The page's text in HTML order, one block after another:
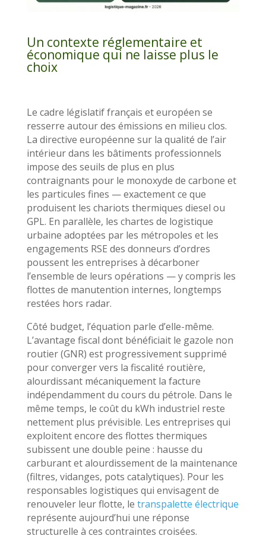
Un contexte réglementaire et
économique qui ne laisse plus le
choix
Le cadre législatif français et européen se
resserre autour des émissions en milieu clos.
La directive européenne sur la qualité de l’air
intérieur dans les bâtiments professionnels
impose des seuils de plus en plus
contraignants pour le monoxyde de carbone et
les particules fines — exactement ce que
produisent les chariots thermiques diesel ou
GPL. En parallèle, les chartes de logistique
urbaine adoptées par les métropoles et les
engagements RSE des donneurs d’ordres
poussent les entreprises à décarboner
l’ensemble de leurs opérations — y compris les
flottes de manutention internes, longtemps
restées hors radar.
Côté budget, l’équation parle d’elle-même.
L’avantage fiscal dont bénéficiait le gazole non
routier (GNR) est progressivement supprimé
pour converger vers la fiscalité routière,
alourdissant mécaniquement la facture
indépendamment du cours du pétrole. Dans le
même temps, le coût du kWh industriel reste
nettement plus prévisible. Les entreprises qui
exploitent encore des flottes thermiques
subissent une double peine : hausse du
carburant et alourdissement de la maintenance
(filtres, vidanges, pots catalytiques). Pour les
responsables logistiques qui envisagent de
renouveler leur flotte, le transpalette électrique
représente aujourd’hui une réponse
structurelle à ces contraintes croisées.